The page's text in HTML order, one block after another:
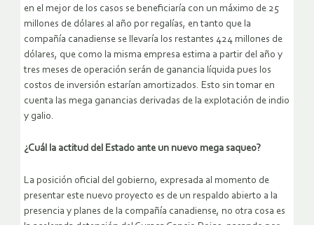
en el mejor de los casos se beneficiaría con un máximo de 25
millones de dólares al año por regalías, en tanto que la
compañía canadiense se llevaría los restantes 424 millones de
dólares, que como la misma empresa estima a partir del año y
tres meses de operación serán de ganancia líquida pues los
costos de inversión estarían amortizados. Esto sin tomar en
cuenta las mega ganancias derivadas de la explotación de indio
y galio.
¿Cuál la actitud del Estado ante un nuevo mega saqueo?
La posición oficial del gobierno, expresada al momento de
presentar este nuevo proyecto es de un respaldo abierto a la
presencia y planes de la compañía canadiense, no otra cosa es